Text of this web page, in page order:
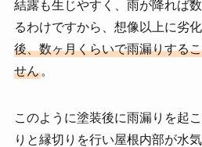
結露も生じやすく、雨が降れば
るわけですから、想像以上に劣化
後、数ヶ月くらいで雨漏りする
せん。
このように塗装後に雨漏りを起
りと縁切りを行い屋根内部が水